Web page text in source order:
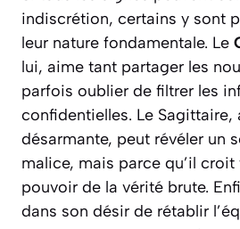
indiscrétion, certains y sont
leur nature fondamentale. Le
lui, aime tant partager les
parfois oublier de filtrer les
confidentielles. Le Sagittaire,
désarmante, peut révéler un
malice, mais parce qu’il
pouvoir de la vérité brute.
dans son désir de rétablir